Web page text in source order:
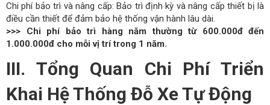
Chi phí bảo trì và nâng cấp: Bảo trì định kỳ và nâng cấp thiết bị là
điều cần thiết để đảm bảo hệ thống vận hành lâu dài.
>>> Chi phí bảo trì hàng năm thường từ 600.000đ đến
1.000.000đ cho mỗi vị trí trong 1 năm.
III. Tổng Quan Chi Phí Triển
Khai Hệ Thống Đỗ Xe Tự Động